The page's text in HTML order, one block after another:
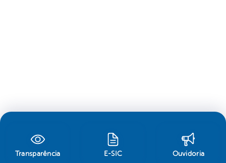
Transparência E-SIC Ouvidoria